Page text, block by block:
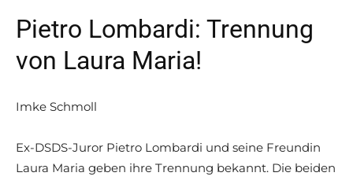
Pietro Lombardi: Trennung
von Laura Maria!
Imke Schmoll
Ex-DSDS-Juror Pietro Lombardi und seine Freundin
Laura Maria geben ihre Trennung bekannt. Die beiden